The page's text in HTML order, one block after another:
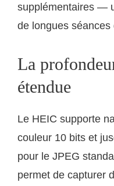
supplémentaires —
de longues
La
étendue
Le HEIC supporte
couleur 10 bits et
pour le JPEG
permet de capturer